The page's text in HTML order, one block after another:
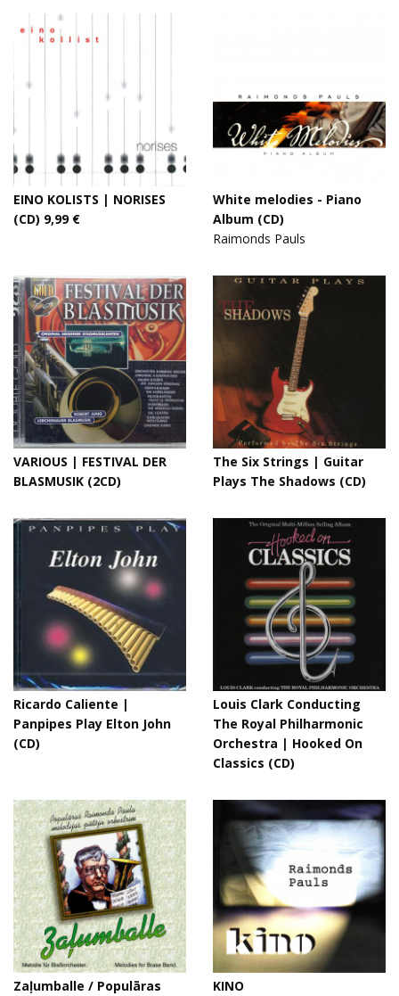
EINO KOLISTS | NORISES
(CD) 9,99 €
White melodies - Piano
Album (CD)
Raimonds Pauls
VARIOUS | FESTIVAL DER
BLASMUSIK (2CD)
The Six Strings | Guitar
Plays The Shadows (CD)
Ricardo Caliente |
Panpipes Play Elton John
(CD)
Louis Clark Conducting
The Royal Philharmonic
Orchestra | Hooked On
Classics (CD)
Zaļumballe / Populāras
KINO